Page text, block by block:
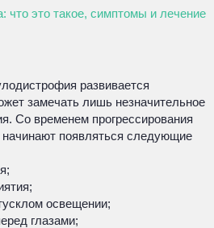
что это такое, симптомы и лечение
развивается
замечать лишь незначительное
Со временем прогрессирования
начинают появляться следующие
освещении;
глазами;